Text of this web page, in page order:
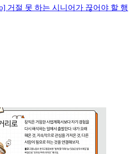
거절 못 하는 시니어가 끊어야 할 행